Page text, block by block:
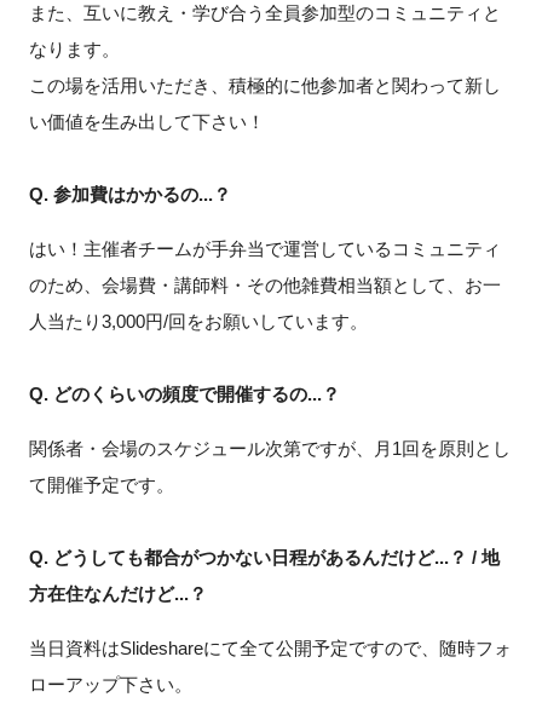
また、互いに教え・学び合う全員参加型のコミュニティと
なります。
この場を活用いただき、積極的に他参加者と関わって新し
い価値を生み出して下さい！
Q. 参加費はかかるの...？
はい！主催者チームが手弁当で運営しているコミュニティ
のため、会場費・講師料・その他雑費相当額として、お一
人当たり3,000円/回をお願いしています。
Q. どのくらいの頻度で開催するの...？
関係者・会場のスケジュール次第ですが、月1回を原則とし
て開催予定です。
Q. どうしても都合がつかない日程があるんだけど...？ / 地
方在住なんだけど...？
当日資料はSlideshareにて全て公開予定ですので、随時フォ
ローアップ下さい。